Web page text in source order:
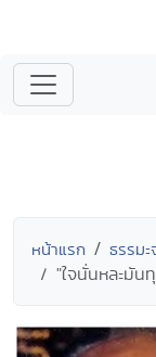
หน้าแรก ธรรม
"ใจนั่นหละมัน